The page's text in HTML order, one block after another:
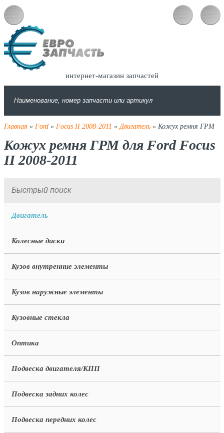
интернет-магазин запчастей
Главная » Ford» Focus II 2008-2011 » Двигатель» Кожух ремня ГРМ
Кожух ремня ГРМ для Ford Focus
II 2008-2011
Двигатель
Колесные диски
Кузов внутренние элементы
Кузов наружные элементы
Кузовные стекла
Оптика
Подвеска двигателя/КПП
Подвеска задних колес
Подвеска передних колес